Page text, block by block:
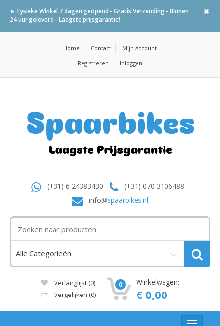
► Fysieke Winkel 7 dagen geopend - Gratis Verzending - Binnen
24 uur geleverd - Laagste prijsgarantie!
Home Contact Mijn Account
Registreren Inloggen
(+31) 6 24383430 -
(+31) 070 3106488
info@spaarbikes.nl
Verlanglijst (0)
Vergelijken (0)
0 Winkelwagen:
€ 0,00